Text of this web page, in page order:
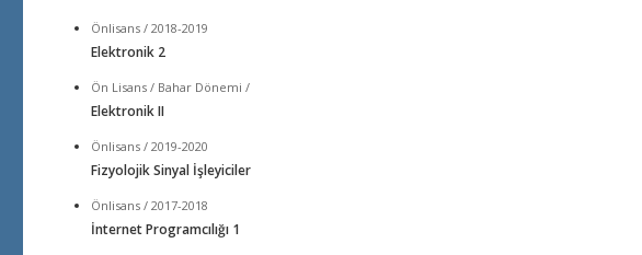
Önlisans / 2018-2019
Elektronik 2
Ön Lisans / Bahar Dönemi /
Elektronik II
Önlisans / 2019-2020
Fizyolojik Sinyal İşleyiciler
Önlisans / 2017-2018
İnternet Programcılığı 1